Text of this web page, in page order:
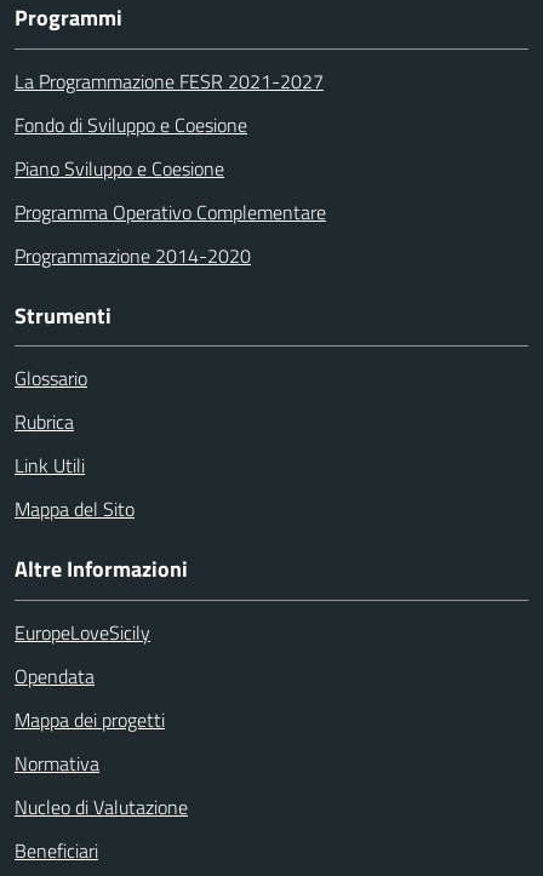
Programmi
La Programmazione FESR 2021-2027
Fondo di Sviluppo e Coesione
Piano Sviluppo e Coesione
Programma Operativo Complementare
Programmazione 2014-2020
Strumenti
Glossario
Rubrica
Link Utili
Mappa del Sito
Altre Informazioni
EuropeLoveSicily
Opendata
Mappa dei progetti
Normativa
Nucleo di Valutazione
Beneficiari